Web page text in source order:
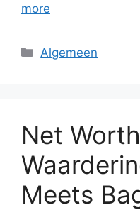
more
Categories
Algemeen
Net
Meets